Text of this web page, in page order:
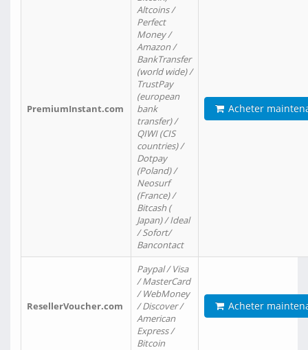
PremiumInstant.com
Altcoins /
Perfect
Money /
Amazon /
BankTransfer
(world wide) /
TrustPay
(european
bank
transfer) /
QIWI (CIS
countries) /
Dotpay
(Poland) /
Neosurf
(France) /
Bitcash (
Japan) / Ideal
/ Sofort/
Bancontact
Acheter
ResellerVoucher.com
Paypal / Visa
/ MasterCard
/ WebMoney
/ Discover /
American
Express /
Bitcoin
Acheter